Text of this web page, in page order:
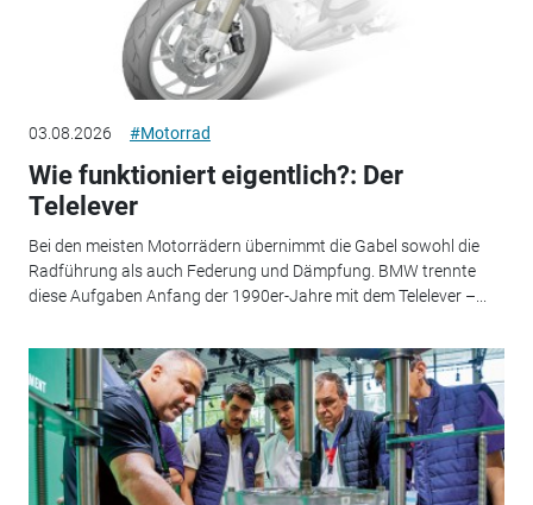
03.08.2026 #Motorrad
Wie funktioniert eigentlich?: Der
Telelever
Bei den meisten Motorrädern übernimmt die Gabel sowohl die
Radführung als auch Federung und Dämpfung. BMW trennte
diese Aufgaben Anfang der 1990er-Jahre mit dem Telelever –...